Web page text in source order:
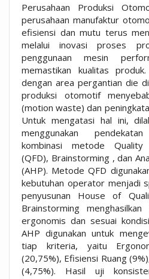
Perusahaan Produksi
perusahaan manufaktur
efisiensi dan mutu terus
melalui inovasi proses
penggunaan mesin
memastikan kualitas
dengan area pergantian die
produksi otomotif
(motion waste) dan
Untuk mengatasi hal ini,
menggunakan
kombinasi metode Quality
(QFD), Brainstorming , dan
(AHP). Metode QFD
kebutuhan operator menjadi
penyusunan House of
Brainstorming
ergonomis dan sesuai
AHP digunakan untuk
tiap kriteria, yaitu
(20,75%), Efisiensi Ruang
(4,75%). Hasil uji